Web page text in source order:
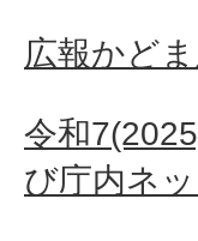
広報かど
令和
び庁内ネ